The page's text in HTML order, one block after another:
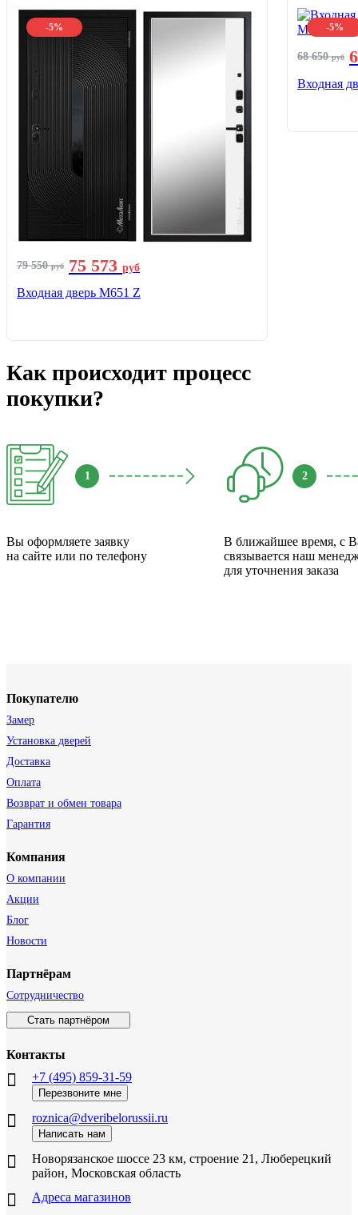
-5%
79 550руб 75 573 руб
Входная дверь М651 Z
-5%
68 650руб
Входная
Как происходит процесс
покупки?
1
Вы оформляете заявку
на сайте или по телефону
2
В ближайшее время, с
связывается наш
для уточнения заказа
Покупателю
Замер
Установка дверей
Доставка
Оплата
Возврат и обмен товара
Гарантия
Компания
О компании
Акции
Блог
Новости
Партнёрам
Сотрудничество
Стать партнёром
Контакты
+7 (495) 859-31-59
Перезвоните мне
roznica@dveribelorussii.ru
Написать нам
Новорязанское шоссе 23 км, строение 21, Люберецкий
район, Московская область
Адреса магазинов